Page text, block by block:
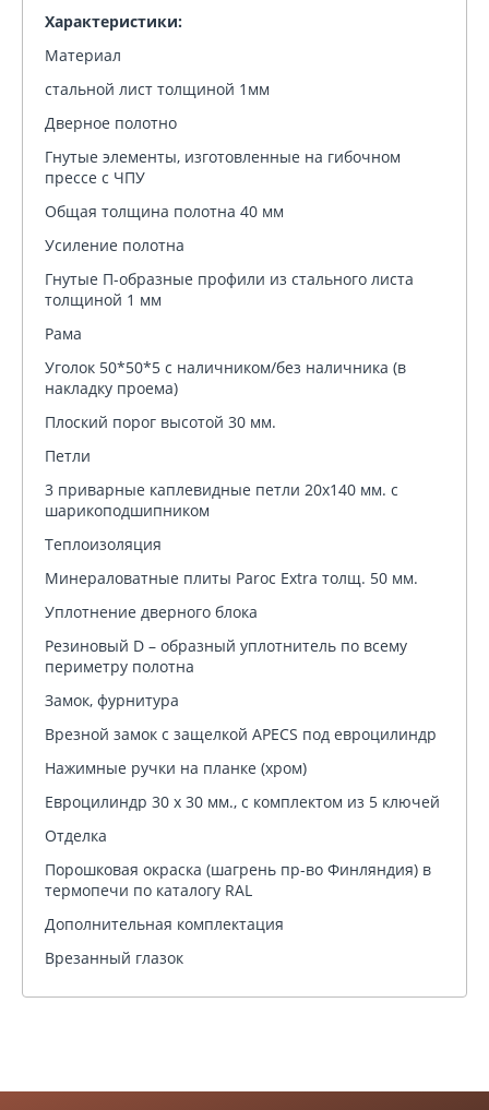
Характеристики:
Материал
стальной лист толщиной 1мм
Дверное полотно
Гнутые элементы, изготовленные на гибочном
прессе c ЧПУ
Общая толщина полотна 40 мм
Усиление полотна
Гнутые П-образные профили из стального листа
толщиной 1 мм
Рама
Уголок 50*50*5 с наличником/без наличника (в
накладку проема)
Плоский порог высотой 30 мм.
Петли
3 приварные каплевидные петли 20х140 мм. с
шарикоподшипником
Теплоизоляция
Минераловатные плиты Paroc Extra толщ. 50 мм.
Уплотнение дверного блока
Резиновый D – образный уплотнитель по всему
периметру полотна
Замок, фурнитура
Врезной замок c защелкой APECS под евроцилиндр
Нажимные ручки на планке (хром)
Евроцилиндр 30 х 30 мм., с комплектом из 5 ключей
Отделка
Порошковая окраска (шагрень пр-во Финляндия) в
термопечи по каталогу RAL
Дополнительная комплектация
Врезанный глазок